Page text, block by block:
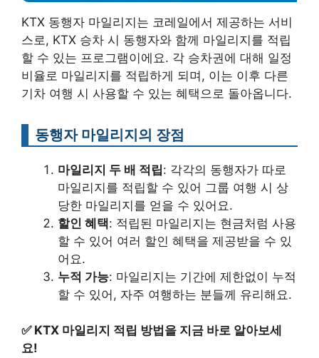
KTX 동행자 마일리지는 코레일에서 제공하는 서비
스로, KTX 승차 시 동행자와 함께 마일리지를 적립
할 수 있는 프로그램이에요. 각 승차권에 대해 일정
비율로 마일리지를 적립하게 되며, 이는 이후 다른
기차 여행 시 사용할 수 있는 혜택으로 돌아옵니다.
동행자 마일리지의 장점
마일리지 두 배 적립: 각각의 동행자가 따로
마일리지를 적립할 수 있어 그룹 여행 시 상
당한 마일리지를 얻을 수 있어요.
할인 혜택: 적립된 마일리지는 현금처럼 사용
할 수 있어 여러 할인 혜택을 제공받을 수 있
어요.
누적 가능: 마일리지는 기간에 제한없이 누적
할 수 있어, 자주 여행하는 분들께 유리해요.
✅ KTX 마일리지 적립 방법을 지금 바로 알아보세
요!